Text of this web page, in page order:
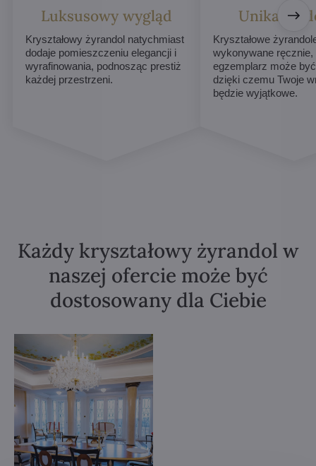
Luksusowy wygląd
Kryształowy żyrandol natychmiast
dodaje pomieszczeniu elegancji i
wyrafinowania, podnosząc prestiż
każdej przestrzeni.
Unikalne
Kryształowe
wykonywane
egzemplarz może
dzięki czemu Twoje
będzie wyjątkowe.
Każdy kryształowy żyrandol w
naszej ofercie może być
dostosowany dla Ciebie